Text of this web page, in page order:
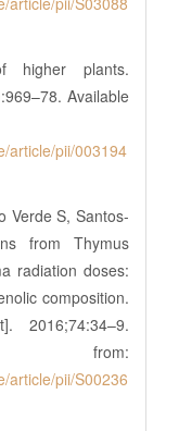
higher plants.
Available
article/pii/003194
Verde S, Santos-
from Thymus
radiation doses:
composition.
2016;74:34–9.
article/pii/S00236